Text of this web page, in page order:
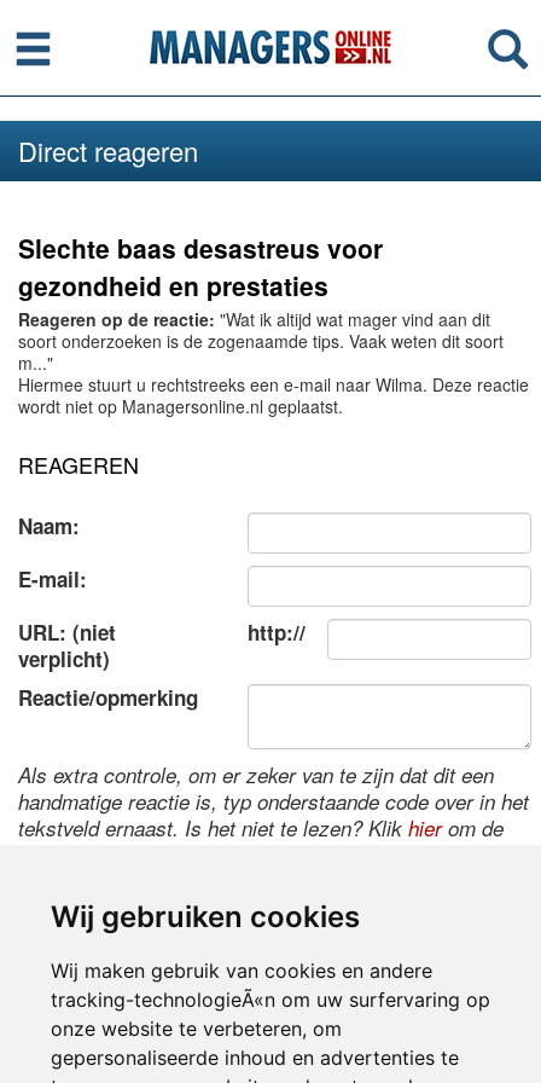
Wij gebruiken cookies
Wij maken gebruik van cookies en andere
tracking-technologieÃ«n om uw surfervaring op
onze website te verbeteren, om
gepersonaliseerde inhoud en advertenties te
Menu
Direct reageren
Slechte baas desastreus voor
gezondheid en prestaties
Reageren op de reactie: "Wat ik altijd wat mager vind aan dit
soort onderzoeken is de zogenaamde tips. Vaak weten dit soort
m..."
Hiermee stuurt u rechtstreeks een e-mail naar Wilma. Deze reactie
wordt niet op Managersonline.nl geplaatst.
REAGEREN
Naam:
E-mail:
URL: (niet
verplicht)
http://
Reactie/opmerking
Als extra controle, om er zeker van te zijn dat dit een
handmatige reactie is, typ onderstaande code over in het
tekstveld ernaast. Is het niet te lezen? Klik hierom de